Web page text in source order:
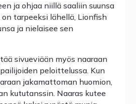
ja ohjaa niillä saaliin suunsa
on tarpeeksi lähellä, Lionfish
ja nielaisee sen
sivueviään myös naaraan
peloittelussa. Kun
jakamattoman huomion,
kututanssin. Naaras kutee